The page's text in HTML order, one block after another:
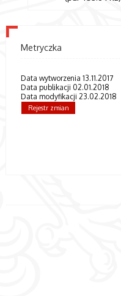
Metryczka
Data wytworzenia 13.11.2017
Data publikacji 02.01.2018
Data modyfikacji 23.02.2018
Rejestr zmian